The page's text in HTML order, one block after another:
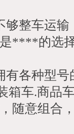
够整车运
****的选
有各种型
箱车.商品
随意组合